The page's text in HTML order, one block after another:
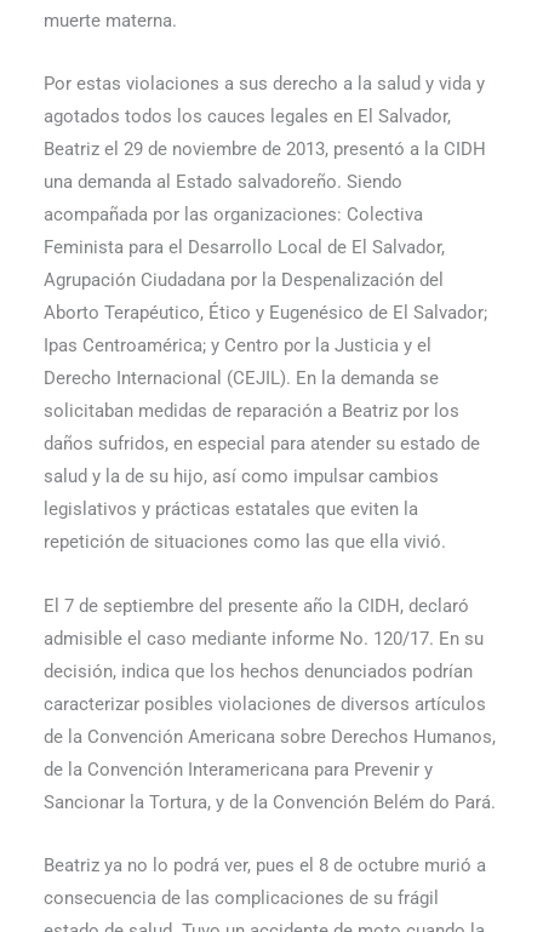
muerte materna.
Por estas violaciones a sus derecho a la salud y vida y
agotados todos los cauces legales en El Salvador,
Beatriz el 29 de noviembre de 2013, presentó a la CIDH
una demanda al Estado salvadoreño. Siendo
acompañada por las organizaciones: Colectiva
Feminista para el Desarrollo Local de El Salvador,
Agrupación Ciudadana por la Despenalización del
Aborto Terapéutico, Ético y Eugenésico de El Salvador;
Ipas Centroamérica; y Centro por la Justicia y el
Derecho Internacional (CEJIL). En la demanda se
solicitaban medidas de reparación a Beatriz por los
daños sufridos, en especial para atender su estado de
salud y la de su hijo, así como impulsar cambios
legislativos y prácticas estatales que eviten la
repetición de situaciones como las que ella vivió.
El 7 de septiembre del presente año la CIDH, declaró
admisible el caso mediante infor­me No. 120/17. En su
decisión, indica que los hechos denunciados podrían
caracterizar posibles violaciones de diversos artículos
de la Convención Americana sobre Derechos Humanos,
de la Convención Interamericana para Prevenir y
Sancionar la Tortura, y de la Convención Belém do Pará.
Beatriz ya no lo podrá ver, pues el 8 de octubre murió a
consecuencia de las complica­ciones de su frágil